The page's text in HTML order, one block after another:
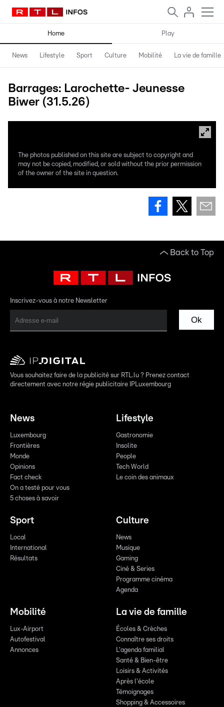
Home Play
News Lifestyle Sport Culture Mobilité La vie de famille
Barrages: Larochette- Jeunesse
Biwer (31.5.26)
The photos published on this site are subject to copyright and
may not be copied, modified, or sold without the prior permission
of the owner of the site in question.
Back to Top
Inscrivez-vous à notre Newsletter
Ok
Vous souhaitez faire de la publicité sur RTL.lu ? Prenez contact
directement avec notre régie publicitaire IPLuxembourg
News
Luxembourg
Frontières
Monde
Opinions
Fact check
On a testé pour vous
5 choses à savoir
Lifestyle
Gastronomie
Insolite
People
Tech World
Le coin des animaux
Sport
Local
International
Résultats
Culture
News
Musique
Gaming
Ciné & Series
Programme cinéma
Agenda
Mobilité
Lux-Airport
Autofestival
Annonces
La vie de famille
Écoles & Crèches
Connaître ses droits
L'agenda familial
Santé & Bien-être
Loisirs & Activités
Après l'école
Témoignages
Shopping & Accessoires